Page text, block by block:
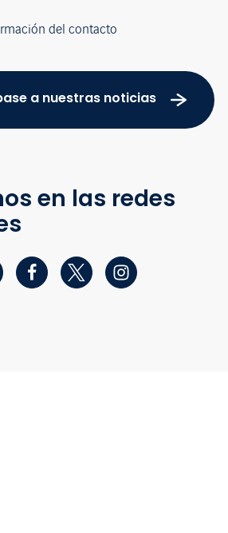
del contacto
a nuestras noticias
en las redes